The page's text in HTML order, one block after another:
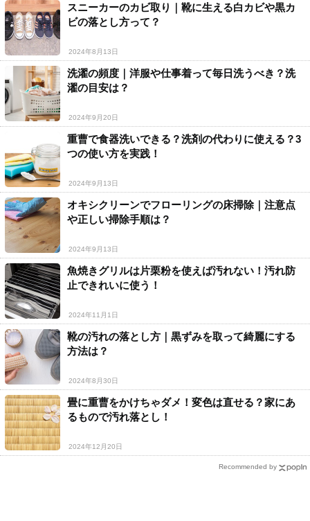
スニーカーのカビ取り｜靴に生える白カビや黒カ
ビの落とし方って？
2024年8月13日
洗濯の頻度｜洋服や仕事着って毎日洗うべき？洗
濯の目安は？
2024年9月20日
重曹で食器洗いできる？洗剤の代わりに使える？3
つの使い方を実践！
2024年9月13日
オキシクリーンでフローリングの床掃除｜注意点
や正しい掃除手順は？
2024年9月13日
魚焼きグリルは片栗粉を使えば汚れない！汚れ防
止できれいに使う！
2024年11月1日
靴の汚れの落とし方｜黒ずみを取って綺麗にする
方法は？
2024年8月30日
畳に重曹をかけちゃダメ！変色は直せる？家にあ
るもので汚れ落とし！
2024年12月20日
Recommended by